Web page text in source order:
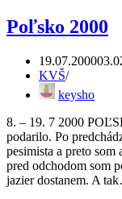
Poľsko 2000
19.07.2000
KVŠ
keysho
8. – 19. 7 2000
podarilo. Po
pesimista a preto
pred odchodom som
jazier dostanem. A